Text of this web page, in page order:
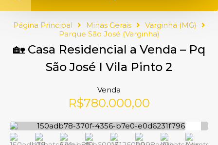
Página Principal Minas Gerais
Varginha (MG)
Parque São José (Varginha)
🏡 Casa Residencial a Venda – Pq
São José I Vila Pinto 2
Venda
R$780.000,00